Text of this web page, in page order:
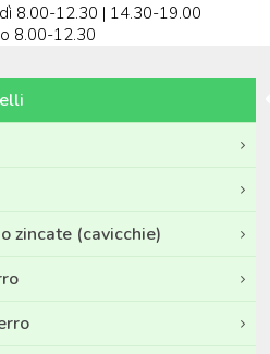
8.00-12.30 | 14.30-19.00
8.00-12.30
zincate (cavicchie)